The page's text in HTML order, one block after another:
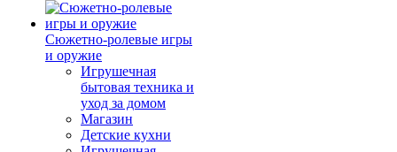
Сюжетно-ролевые игры
и оружие
Игрушечная
бытовая техника и
уход за домом
Магазин
Детские кухни